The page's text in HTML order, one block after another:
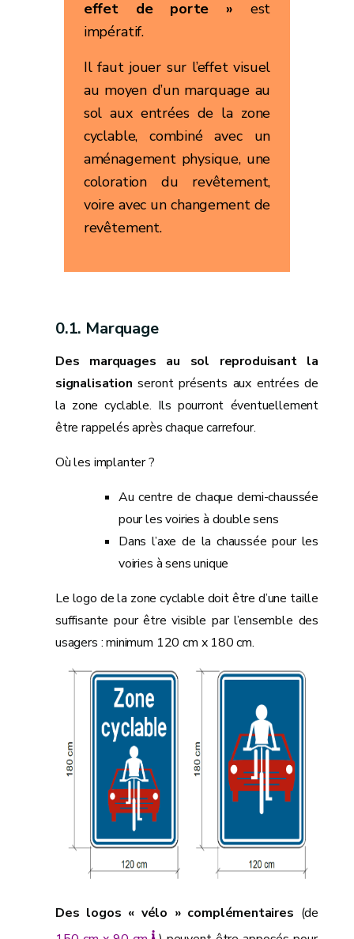
effet de porte » est
impératif.
Il faut jouer sur l’effet visuel
au moyen d’un marquage au
sol aux entrées de la zone
cyclable, combiné avec un
aménagement physique, une
coloration du revêtement,
voire avec un changement de
revêtement.
Marquage
Des marquages au sol reproduisant la
signalisation seront présents aux entrées de
la zone cyclable. Ils pourront éventuellement
être rappelés après chaque carrefour.
Où les implanter ?
Au centre de chaque demi-chaussée
pour les voiries à double sens
Dans l’axe de la chaussée pour les
voiries à sens unique
Le logo de la zone cyclable doit être d’une taille
suffisante pour être visible par l’ensemble des
usagers : minimum 120 cm x 180 cm.
Des logos « vélo » complémentaires (de